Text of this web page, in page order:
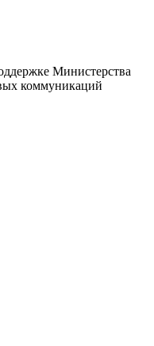
Министерства
коммуникаций